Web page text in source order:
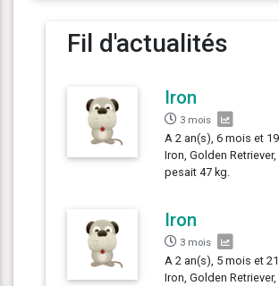
Fil d'actualités
Iron
3 mois
A 2 an(s), 6 mois et
Iron, Golden Retriever,
pesait 47 kg.
Iron
3 mois
A 2 an(s), 5 mois et
Iron, Golden Retriever,